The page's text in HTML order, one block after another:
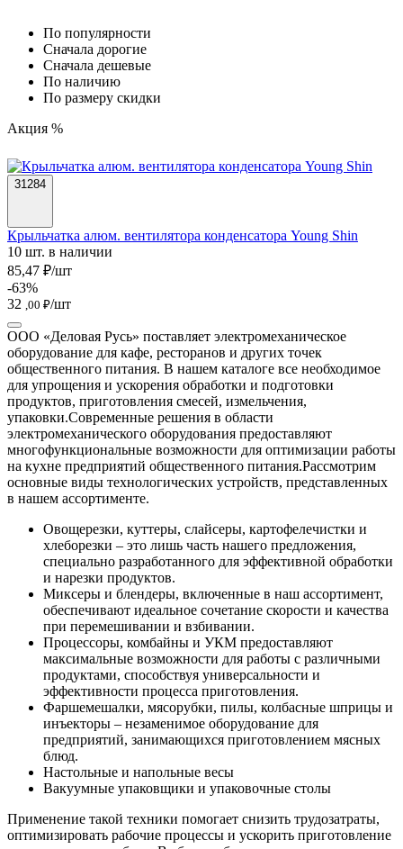
По популярности
Cначала дорогие
Cначала дешевые
По наличию
По размеру скидки
Акция %
31284
Крыльчатка алюм. вентилятора конденсатора Young Shin
10 шт. в наличии
85,47 ₽/шт
-63%
32 ,00 ₽/шт
ООО «Деловая Русь» поставляет электромеханическое
оборудование для кафе, ресторанов и других точек
общественного питания. В нашем каталоге все необходимое
для упрощения и ускорения обработки и подготовки
продуктов, приготовления смесей, измельчения,
упаковки.Современные решения в области
электромеханического оборудования предоставляют
многофункциональные возможности для оптимизации работы
на кухне предприятий общественного питания.Рассмотрим
основные виды технологических устройств, представленных
в нашем ассортименте.
Овощерезки, куттеры, слайсеры, картофелечистки и
хлеборезки – это лишь часть нашего предложения,
специально разработанного для эффективной обработки
и нарезки продуктов.
Миксеры и блендеры, включенные в наш ассортимент,
обеспечивают идеальное сочетание скорости и качества
при перемешивании и взбивании.
Процессоры, комбайны и УКМ предоставляют
максимальные возможности для работы с различными
продуктами, способствуя универсальности и
эффективности процесса приготовления.
Фаршемешалки, мясорубки, пилы, колбасные шприцы и
инъекторы – незаменимое оборудование для
предприятий, занимающихся приготовлением мясных
блюд.
Настольные и напольные весы
Вакуумные упаковщики и упаковочные столы
Применение такой техники помогает снизить трудозатраты,
оптимизировать рабочие процессы и ускорить приготовление